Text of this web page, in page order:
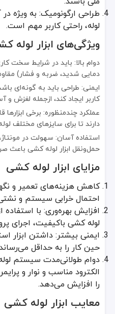
نوار و پرایمر: برای پوشش‌دهی و
واشرها و اورینگ‌ها: برای
خرید ابزار لوله کشی
در هنگام خرید ابزار لوله کشی،
اعتبار برند یا فروشنده:
نوع کاربرد: اگر صرفاً برای
گارانتی و خدمات پس از فروش:
قیمت و بودجه: مقایسه
آلیاژ و مواد سازنده
ابزار لوله کشی اغلب از
فولاد کربنی: متداول‌ترین آلیاژ
فولاد ضدزنگ: در برابر رطوبت و
آلومینیوم: سبکتر از فولاد است
اجزای ابزار لوله کشی
هر ابزار لوله کشی عموماً از
بدنه اصلی: بخش فلزی یا آلیاژی
دسته یا دستگیره: در ابزار
قسمت متحرک یا فک: در آچار
طریقه ساخت ابزار
ساخت ابزار لوله کشی عموماً با
طراحی ارگونومیک: به ویژه
لوله، راحتی کاربر مهم است.
ویژگی‌های ابزار لوله
دوام بالا: باید در شرایط سخت
دمایی شدید، ضربه و فشار)
ایمنی: طراحی باید به گونه‌ای
کاربر ایجاد کند، ازجمله لغزش
عملکرد چندمنظوره: برخی
دارند تا برای سایزهای مختلف
استفاده آسان: سهولت در
حمل‌ونقل ابزار لوله کشی باعث
مزایای ابزار لوله کشی
کاهش هزینه‌های تعمیر و
احتمال خرابی سیستم و
افزایش بهره‌وری: با
لوله کشی باکیفیت، اجرای
ایمنی بیشتر: داشتن ابزار
حین کار را به حداقل
دوام طولانی‌مدت سیستم
الکترود مناسب و نوار و
را افزایش می‌دهد.
معایب ابزار لوله کشی